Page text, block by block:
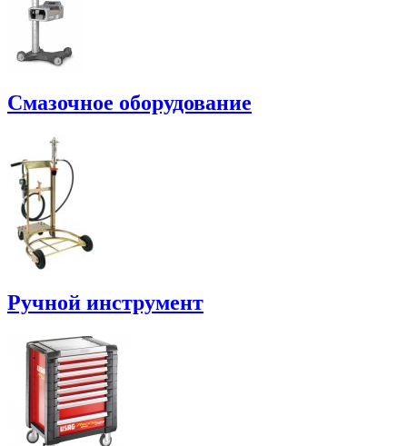
Смазочное оборудование
Ручной инструмент